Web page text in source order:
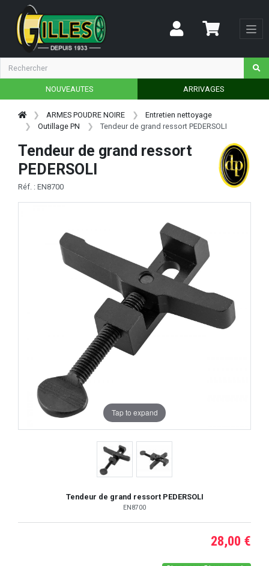
NOUVEAUTES ARRIVAGES
ARMES POUDRE NOIRE
Entretien nettoyage
Outillage PN
Tendeur de grand ressort PEDERSOLI
Tendeur de grand ressort
PEDERSOLI
Réf. : EN8700
Tap to expand
Tendeur de grand ressort PEDERSOLI
EN8700
28,00 €